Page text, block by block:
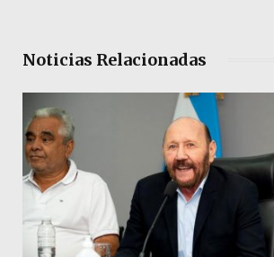
Noticias Relacionadas